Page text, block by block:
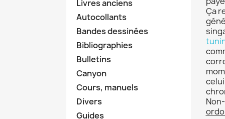
Livres anciens
Autocollants
Bandes dessinées
Bibliographies
Bulletins
Canyon
Cours, manuels
Divers
Guides
Ça